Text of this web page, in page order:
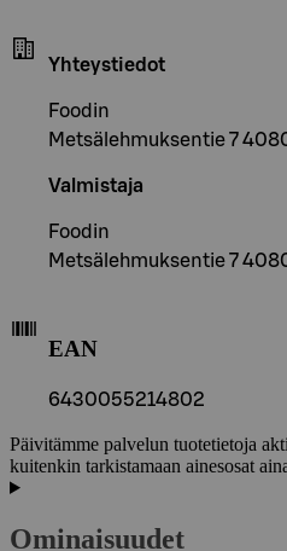
Yhteystiedot
Foodin
Metsälehmuksentie 7
Valmistaja
Foodin
Metsälehmuksentie 7
EAN
6430055214802
Päivitämme palvelun tuotetietoja
kuitenkin tarkistamaan ainesosat
Ominaisuudet